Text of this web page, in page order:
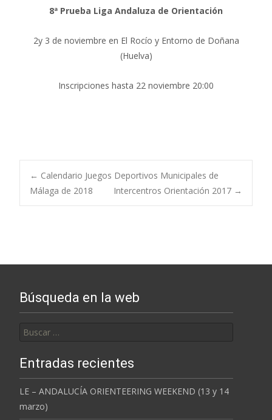
8ª Prueba Liga Andaluza de Orientación
2y 3 de noviembre en El Rocío y Entorno de Doñana
(Huelva)
Inscripciones hasta 22 noviembre 20:00
Post
← Calendario Juegos Deportivos Municipales de
Málaga de 2018
Intercentros Orientación 2017 →
Búsqueda en la web
Entradas recientes
LE – ANDALUCÍA ORIENTEERING WEEKEND (13 y 14
marzo)